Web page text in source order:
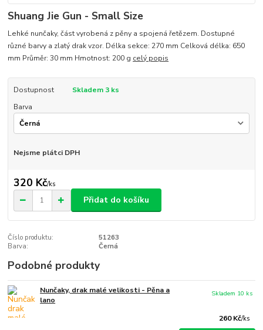
Shuang Jie Gun - Small Size
Lehké nunčaky, část vyrobená z pěny a spojená řetězem. Dostupné
různé barvy a zlatý drak vzor. Délka sekce: 270 mm Celková délka: 650
mm Průměr: 30 mm Hmotnost: 200 g celý popis
Dostupnost
Skladem 3 ks
Barva
Nejsme plátci DPH
320 Kč/ks
Přidat do košíku
Číslo produktu:
51263
Barva:
Černá
Podobné produkty
Nunčaky, drak malé velikosti - Pěna a
lano
260 Kč/ks
Skladem 10 ks